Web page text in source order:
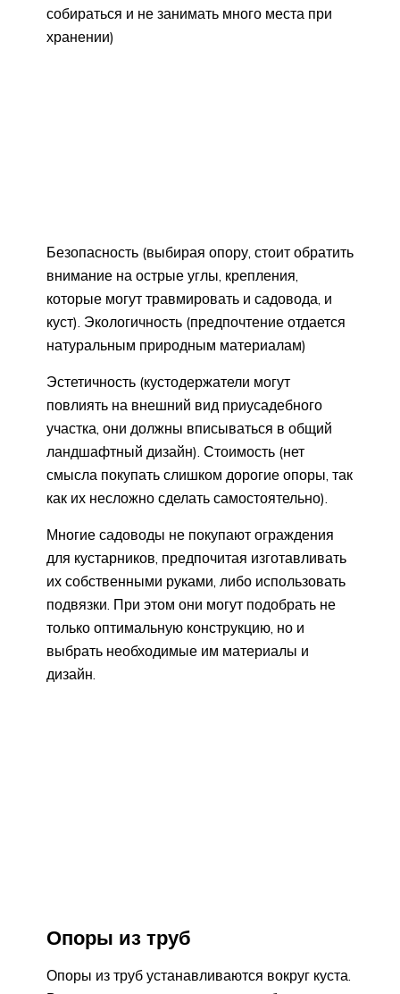
собираться и не занимать много места при
хранении)
Безопасность (выбирая опору, стоит обратить
внимание на острые углы, крепления,
которые могут травмировать и садовода, и
куст). Экологичность (предпочтение отдается
натуральным природным материалам)
Эстетичность (кустодержатели могут
повлиять на внешний вид приусадебного
участка, они должны вписываться в общий
ландшафтный дизайн). Стоимость (нет
смысла покупать слишком дорогие опоры, так
как их несложно сделать самостоятельно).
Многие садоводы не покупают ограждения
для кустарников, предпочитая изготавливать
их собственными руками, либо использовать
подвязки. При этом они могут подобрать не
только оптимальную конструкцию, но и
выбрать необходимые им материалы и
дизайн.
Опоры из труб
Опоры из труб устанавливаются вокруг куста.